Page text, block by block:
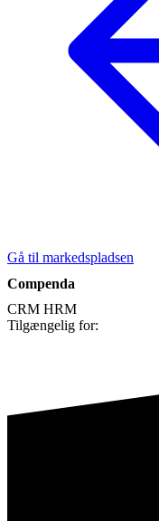
Gå til markedspladsen
Compenda
CRM HRM
Tilgængelig for: